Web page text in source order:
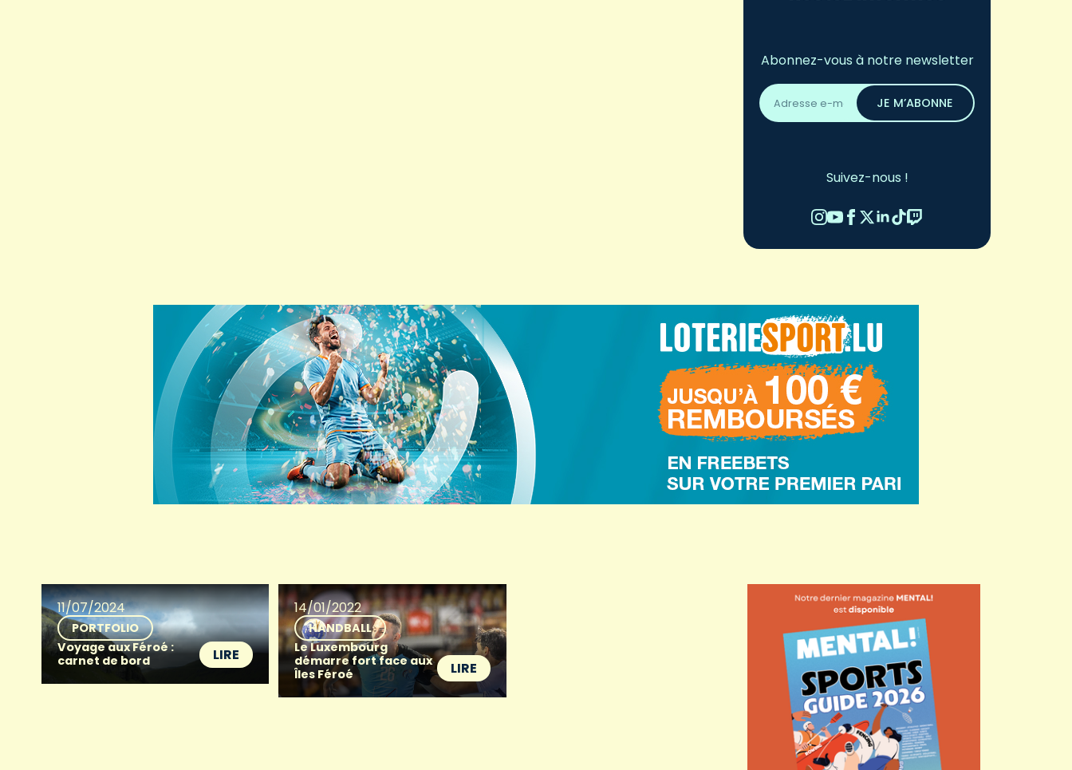
Abonnez-vous à notre newsletter
Adresse
email
*
JE M’ABONNE
Suivez-nous !
11/07/2024
PORTFOLIO
Voyage aux Féroé :
carnet de bord
LIRE
14/01/2022
HANDBALL
Le Luxembourg
démarre fort face aux
Îles Féroé
LIRE